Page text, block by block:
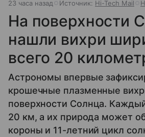
23 часа назад Источник: Hi-Tech Mail
На поверхности
нашли вихри
всего 20
Астрономы впервые
крошечные плазменные
поверхности Солнца.
20 км, а их природа может
короны и 11-летний цикл